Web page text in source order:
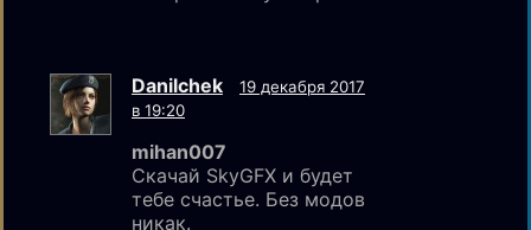
Danilchek
19 декабря 2017
в 19:20
mihan007
Скачай SkyGFX и будет
тебе счастье. Без модов
никак.